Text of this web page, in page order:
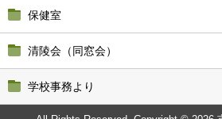
保健室
清陵会（同窓会）
学校事務より